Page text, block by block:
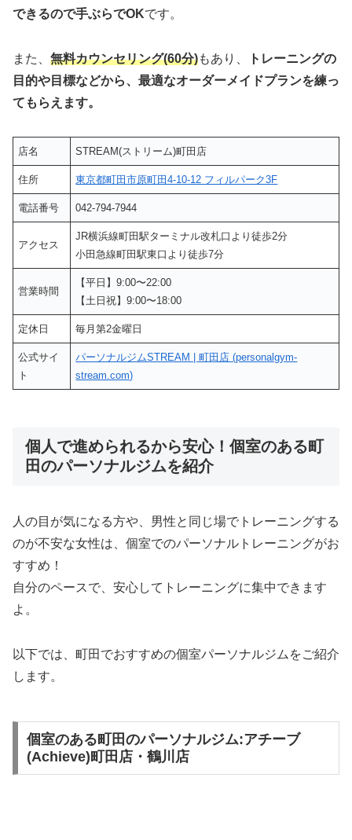
できるので手ぶらでOKです。
また、 無料カウンセリング(60分)もあり、
トレーニングの
目的や目標などから、最適なオーダーメイドプランを練っ
てもらえます。
店名 STREAM(ストリーム)町田店
住所 東京都町田市原町田4-10-12 フィルパーク3F
電話番号 042-794-7944
アクセス
JR横浜線町田駅ターミナル改札口より徒歩2分
小田急線町田駅東口より徒歩7分
営業時間
【平日】9:00〜22:00
【土日祝】9:00〜18:00
定休日 毎月第2金曜日
公式サイ
ト
パーソナルジムSTREAM | 町田店 (personalgym-
stream.com)
個人で進められるから安心！個室のある町
田のパーソナルジムを紹介
人の目が気になる方や、男性と同じ場でトレーニングする
のが不安な女性は、個室でのパーソナルトレーニングがお
すすめ！
自分のペースで、安心してトレーニングに集中できます
よ。
以下では、町田でおすすめの個室パーソナルジムをご紹介
します。
個室のある町田のパーソナルジム:アチーブ
(Achieve)町田店・鶴川店